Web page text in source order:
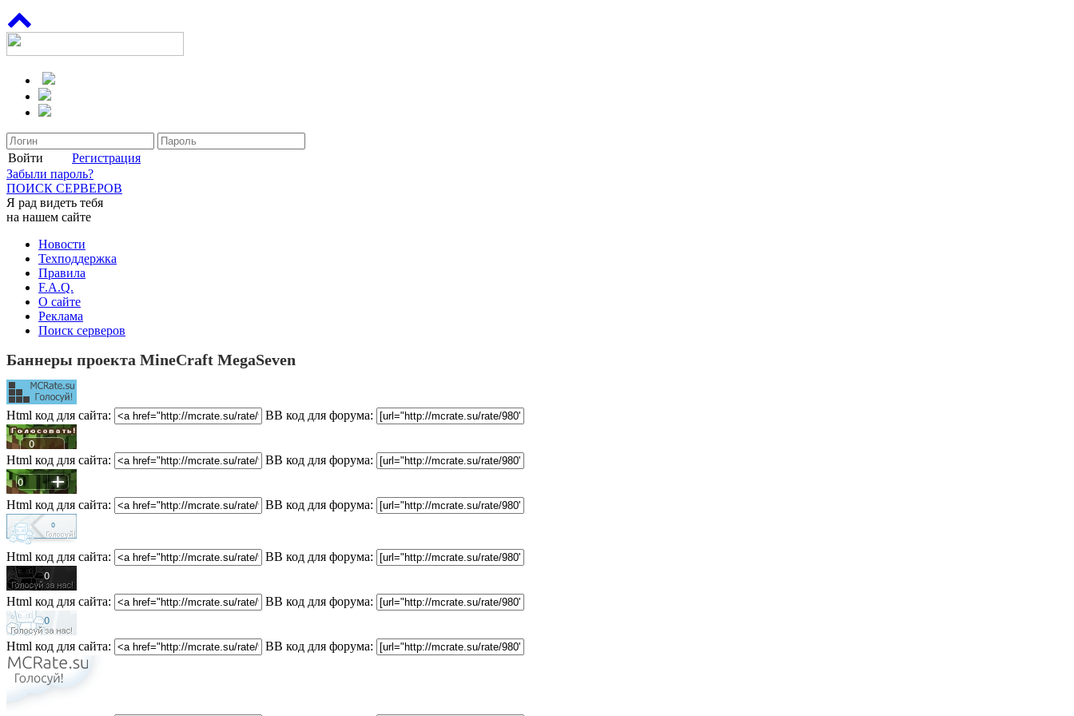
Войти
Регистрация
Забыли пароль?
ПОИСК СЕРВЕРОВ
Я рад видеть тебя
на нашем сайте
Новости
Техподдержка
Правила
F.A.Q.
О сайте
Реклама
Поиск серверов
Баннеры проекта MineCraft MegaSeven
Html код для сайта: BB код для форума:
Html код для сайта: BB код для форума:
Html код для сайта: BB код для форума:
Html код для сайта: BB код для форума:
Html код для сайта: BB код для форума:
Html код для сайта: BB код для форума: